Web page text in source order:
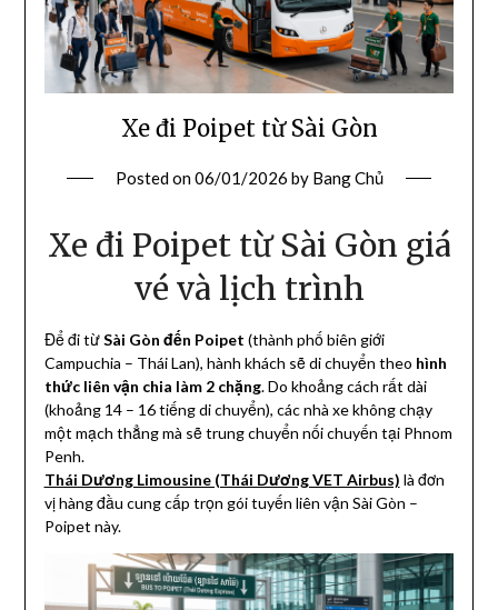
Xe đi Poipet từ Sài Gòn
Posted on06/01/2026 by Bang Chủ
Xe đi Poipet từ Sài Gòn giá
vé và lịch trình
Để đi từSài Gòn đến Poipet (thành phố biên giới
Campuchia – Thái Lan), hành khách sẽ di chuyển theo hình
thức liên vận chia làm 2 chặng. Do khoảng cách rất dài
(khoảng 14 – 16 tiếng di chuyển), các nhà xe không chạy
một mạch thẳng mà sẽ trung chuyển nối chuyến tại Phnom
Penh.
Thái Dương Limousine (Thái Dương VET Airbus) là đơn
vị hàng đầu cung cấp trọn gói tuyến liên vận Sài Gòn –
Poipet này.